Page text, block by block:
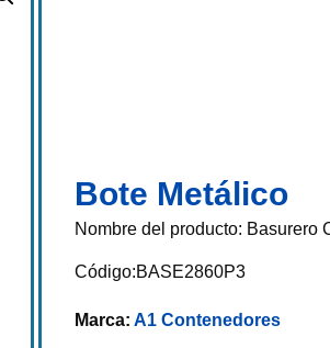
Bote Metálico
Nombre del producto: Basurero
Código:BASE2860P3
Marca: A1 Contenedores